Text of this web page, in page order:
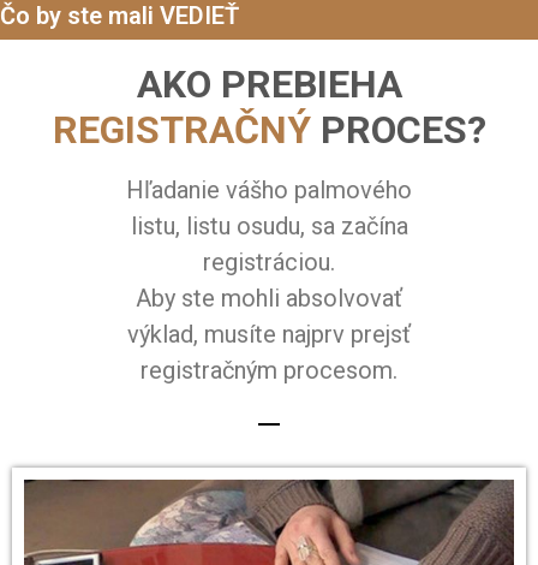
Čo by ste mali VEDIEŤ
AKO PREBIEHA
REGISTRAČNÝPROCES?
Hľadanie vášho palmového
listu, listu osudu, sa začína
registráciou.
Aby ste mohli absolvovať
výklad, musíte najprv prejsť
registračným procesom.